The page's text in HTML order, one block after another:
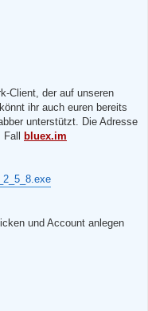
Client, der auf unseren
ihr auch euren bereits
unterstützt. Die Adresse
bluex.im
und Account anlegen